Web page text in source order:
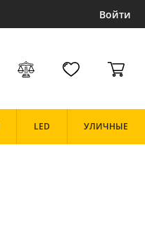
Войти
LED УЛИЧНЫЕ